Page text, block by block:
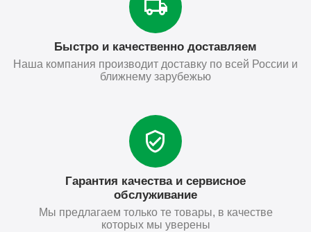
Быстро и качественно доставляем
Наша компания производит доставку по всей России и
ближнему зарубежью
Гарантия качества и сервисное
обслуживание
Мы предлагаем только те товары, в качестве
которых мы уверены